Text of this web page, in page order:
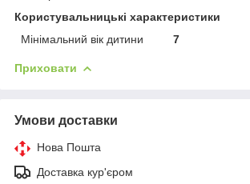
Користувальницькі характеристики
Мінімальний вік дитини
7
Приховати
Умови доставки
Нова Пошта
Доставка кур'єром